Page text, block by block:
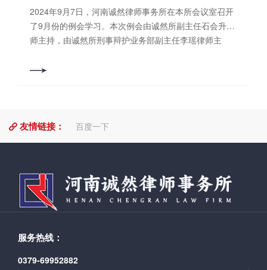
进行探讨。与会的各位同仁，均发表了自己的不同意
见，使此次例会学习充分发挥了***大效果。 （图为
投入讲课的郭亮律师） （图为认真聆听的各位律师） 在
不顾闲暇与放松，却时刻不忘学习与前进，努力提高自
审核人：郭书铭 律师 本文编辑：李芳瑜 “诚然” 即诚
之实，然之本，意喻以诚信、诚实为根本作为我所律师
开了讨论，并提出多种解决路径。张春芬结合新公司法
实施后首例判决对原公司法理念的突破与创新及其存在
的争议，针对新公司法关于股东出资加速到期、未届期
减资、股权转让等如果存在重大瑕疵则可能导致股东承
核：张世峰 刘雅斌签发：曹振峰
2024年9月7日，河南诚然律师事务所在本所会议室召开
了9月份的例会学习。本次例会由诚然所副主任石会升律
师主持，由诚然所刑事辩护业务部副主任李瑶律师主
精彩讲座。李瑶律师以《侦查阶段辩护工作规范化》为
盖了侦查阶段辩护的重要性、有效会见的技巧、与办案
人员的有效沟通、规范调查取证等方面。 李瑶律师首先
犯罪嫌疑人的合法权益。在讲解如何有效会见犯罪嫌疑
人时，李瑶律师分享了一系列实用的技巧，包括充分准
备、尽早会见、告知权利义务、耐心倾听等，旨在帮助
瑶律师进一步阐述了与办案人员沟通的重要性，提出了
友情链接： 百度一下
服务热线：
0379-69952882